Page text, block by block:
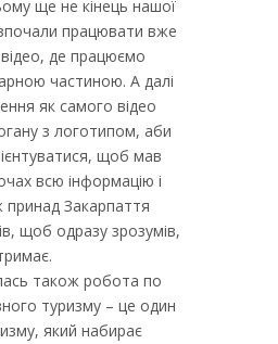
ще не кінець нашої
працювати вже
де працюємо
частиною. А далі
як самого відео
з логотипом, аби
щоб мав
всю інформацію і
Закарпаття
щоб одразу зрозумів,
також робота по
туризму – це один
який набирає